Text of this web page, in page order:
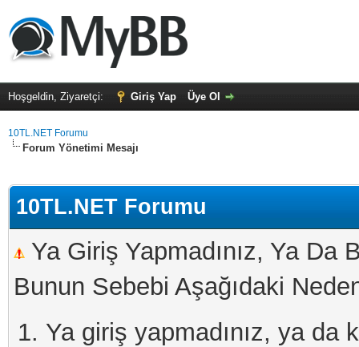
Hoşgeldin, Ziyaretçi: Giriş Yap Üye Ol
10TL.NET Forumu
Forum Yönetimi Mesajı
10TL.NET Forumu
Ya Giriş Yapmadınız, Ya
Bunun Sebebi Aşağıdaki
Ya giriş yapmadınız, ya da